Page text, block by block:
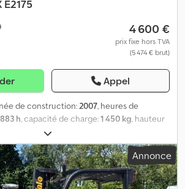
E2175
4 600 €
prix fixe hors TVA
(5 474 € brut)
Appel
de construction:2007, heures de
h, capacité de charge:1 450 kg, hauteur
, type de carburant:
protecteur de tête, Chariot élévateur
bon état Équipement : Déplacement
et bien plus Crodpfsy Aip Tjx Ah Sef
l'équipement, veuillez nous
Annonce